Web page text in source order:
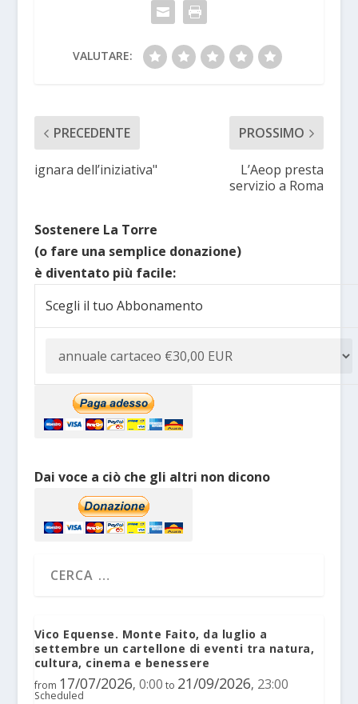
VALUTARE:
PRECEDENTE
ignara dell’iniziativa"
PROSSIMO
L’Aeop presta
servizio a Roma
Sostenere La Torre
(o fare una semplice donazione)
è diventato più facile:
Scegli il tuo Abbonamento
Dai voce a ciò che gli altri non dicono
Vico Equense. Monte Faito, da luglio a
settembre un cartellone di eventi tra natura,
cultura, cinema e benessere
from 17/07/2026, 0:00 to 21/09/2026, 23:00
Scheduled